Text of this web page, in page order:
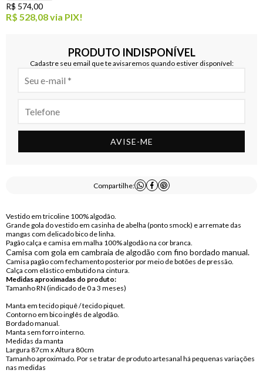
R$ 528,08via PIX!
R$ 574,00
PRODUTO INDISPONÍVEL
Cadastre seu email que te avisaremos quando estiver disponível:
AVISE-ME
Compartilhe:
Vestido em tricoline 100% algodão.
Grande gola do vestido em casinha de abelha (ponto smock) e arremate das
mangas com delicado bico de linha.
Pagão calça e camisa em malha 100% algodão na cor branca.
Camisa com gola em cambraia de algodão com fino bordado manual.
Camisa pagão com fechamento posterior por meio de botões de pressão.
Calça com elástico embutido na cintura.
Medidas aproximadas do produto:
Tamanho RN (indicado de 0 a 3 meses)
Manta em tecido piquê / tecido piquet.
Contorno em bico inglês de algodão.
Bordado manual.
Manta sem forro interno.
Medidas da manta
Largura 87cm x Altura 80cm
Tamanho aproximado. Por se tratar de produto artesanal há pequenas variações
nas medidas